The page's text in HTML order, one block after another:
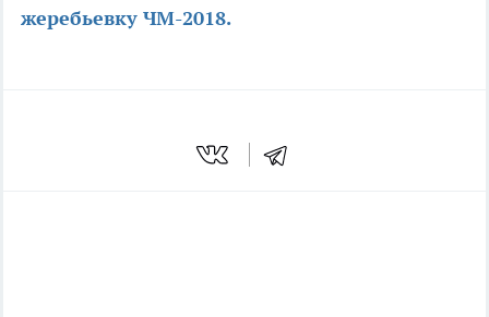
жеребьевку ЧМ-2018.